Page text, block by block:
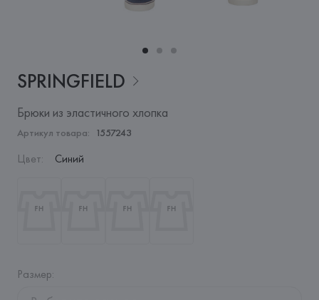
SPRINGFIELD
Брюки из эластичного хлопка
Артикул товара: 1557243
Цвет: Синий
Размер: